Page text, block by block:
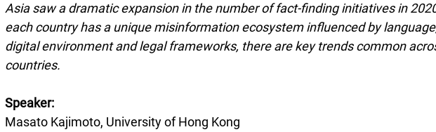
Asia saw a dramatic expansion in the number of fact-finding initiatives in
each country has a unique misinformation ecosystem influenced by
digital environment and legal frameworks, there are key trends common
countries.
Speaker:
Masato Kajimoto, University of Hong Kong